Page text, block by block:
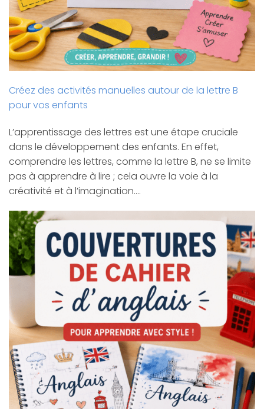
Créez des activités manuelles autour de la lettre B
pour vos enfants
L’apprentissage des lettres est une étape cruciale
dans le développement des enfants. En effet,
comprendre les lettres, comme la lettre B, ne se limite
pas à apprendre à lire ; cela ouvre la voie à la
créativité et à l’imagination.…